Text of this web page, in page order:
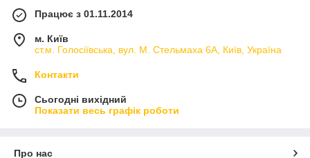
Працює з 01.11.2014
м. Київ
ст.м. Голосіївська, вул. М. Стельмаха 6А, Київ, Україна
Контакти
Сьогодні вихідний
Показати весь графік роботи
Про нас